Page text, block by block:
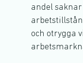
andel
och otrygga